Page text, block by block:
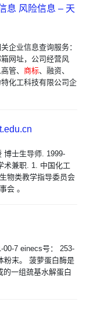
息 风险信息 – 天
企业信息查询服务：
网址，公司经营风
管、 商标、融资、
化工科技有限公司企
博士生导师. 1999-
术兼职. 1. 中国化工
物类教学指导委员会
会 。
00-7 einecs号： 253-
粉末。 菠萝蛋白酶是
的一组巯基水解蛋白